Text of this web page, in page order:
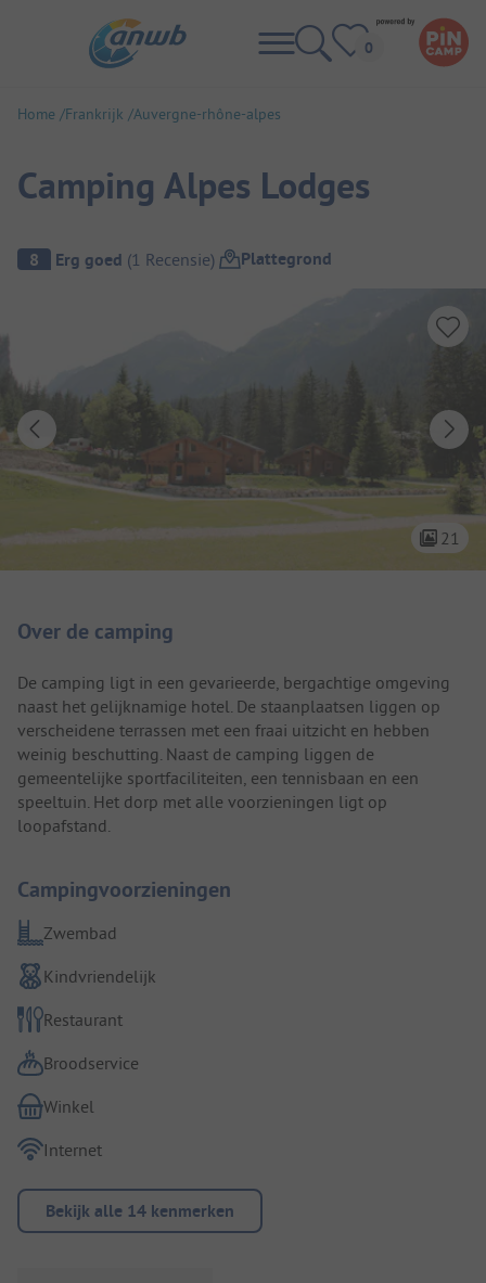
Home Frankrijk Auvergne-rhône-alpes
Camping Alpes Lodges
Camping overzicht
8 Erg goed (1 Recensie) Plattegrond
21
Over de camping
De camping ligt in een gevarieerde, bergachtige omgeving
naast het gelijknamige hotel. De staanplaatsen liggen op
verscheidene terrassen met een fraai uitzicht en hebben
weinig beschutting. Naast de camping liggen de
gemeentelijke sportfaciliteiten, een tennisbaan en een
speeltuin. Het dorp met alle voorzieningen ligt op
loopafstand.
Campingvoorzieningen
Zwembad
Kindvriendelijk
Restaurant
Broodservice
Winkel
Internet
Bekijk alle 14 kenmerken